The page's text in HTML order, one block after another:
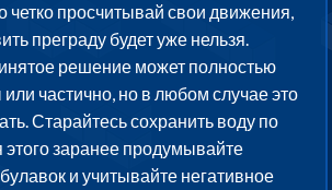
четко просчитывай свои движения,
преграду будет уже нельзя.
решение может полностью
частично, но в любом случае это
Старайтесь сохранить воду по
этого заранее продумывайте
и учитывайте негативное